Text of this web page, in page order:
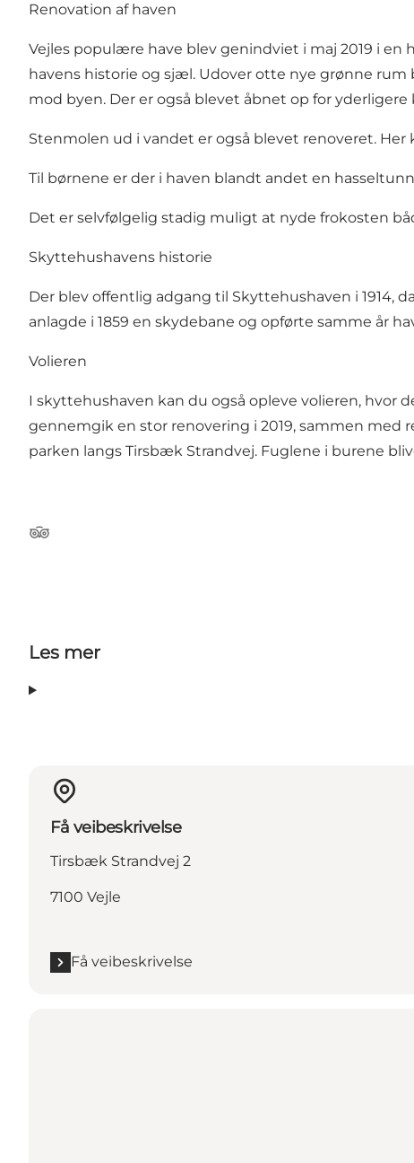
Renovation af haven
Vejles populære have blev genindviet i maj 2019 i
havens historie og sjæl. Udover otte nye grønne rum
mod byen. Der er også blevet åbnet op for
Stenmolen ud i vandet er også blevet renoveret.
Til børnene er der i haven blandt andet en
Det er selvfølgelig stadig muligt at nyde frokosten
Skyttehushavens historie
Der blev offentlig adgang til Skyttehushaven i 1914,
anlagde i 1859 en skydebane og opførte samme år
Volieren
I skyttehushaven kan du også opleve volieren, hvor
gennemgik en stor renovering i 2019, sammen med
parken langs Tirsbæk Strandvej. Fuglene i burene
Tripadvisor
Les mer
Få veibeskrivelse
Tirsbæk Strandvej 2
7100 Vejle
Få veibeskrivelse